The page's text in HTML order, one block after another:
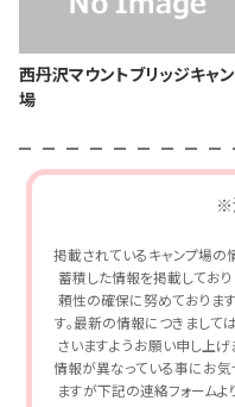
西丹沢マウントブリッジキャ
場
※
掲載されているキャンプ場の
蓄積した情報を掲載してお
頼性の確保に努めておりま
す。最新の情報につきまして
さいますようお願い申し上げ
情報が異なっている事にお
ますが下記の連絡フォームよ